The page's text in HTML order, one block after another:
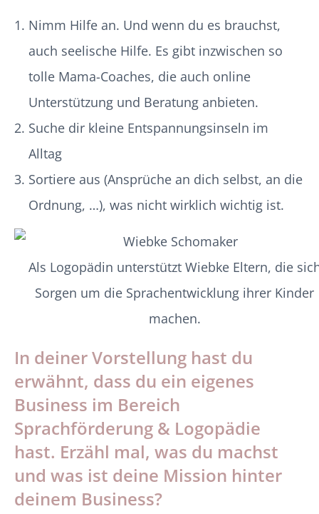
Nimm Hilfe an. Und wenn du es brauchst,
auch seelische Hilfe. Es gibt inzwischen so
tolle Mama-Coaches, die auch online
Unterstützung und Beratung anbieten.
Suche dir kleine Entspannungsinseln im
Alltag
Sortiere aus (Ansprüche an dich selbst, an die
Ordnung, …), was nicht wirklich wichtig ist.
Als Logopädin unterstützt Wiebke Eltern, die
Sorgen um die Sprachentwicklung ihrer Kinder
machen.
In deiner Vorstellung hast du
erwähnt, dass du ein eigenes
Business im Bereich
Sprachförderung & Logopädie
hast. Erzähl mal, was du machst
und was ist deine Mission hinter
deinem Business?